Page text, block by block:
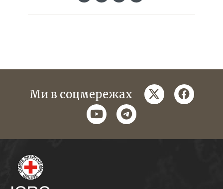
Ми в соцмережах twitter
youtubetelegram